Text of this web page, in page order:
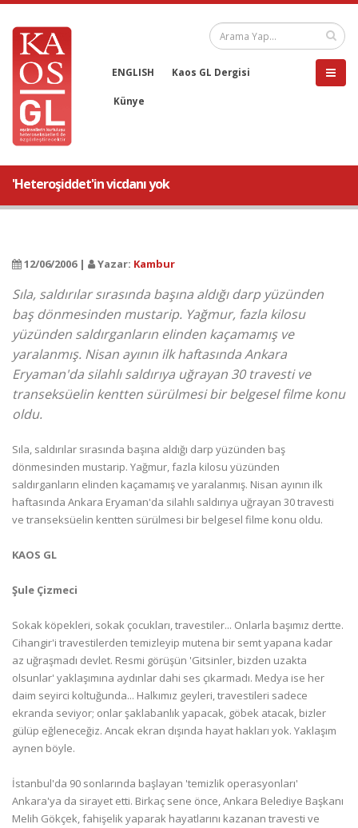
ENGLISH Kaos GL Dergisi
Künye
'Heteroşiddet'in vicdanı yok
12/06/2006 | Yazar: Kambur
Sıla, saldırılar sırasında başına aldığı darp yüzünden
baş dönmesinden mustarip. Yağmur, fazla kilosu
yüzünden saldırganların elinden kaçamamış ve
yaralanmış. Nisan ayının ilk haftasında Ankara
Eryaman'da silahlı saldırıya uğrayan 30 travesti ve
transeksüelin kentten sürülmesi bir belgesel filme konu
oldu.
Sıla, saldırılar sırasında başına aldığı darp yüzünden baş
dönmesinden mustarip. Yağmur, fazla kilosu yüzünden
saldırganların elinden kaçamamış ve yaralanmış. Nisan ayının ilk
haftasında Ankara Eryaman'da silahlı saldırıya uğrayan 30 travesti
ve transeksüelin kentten sürülmesi bir belgesel filme konu oldu.
KAOS GL
Şule Çizmeci
Sokak köpekleri, sokak çocukları, travestiler... Onlarla başımız dertte.
Cihangir'i travestilerden temizleyip mutena bir semt yapana kadar
az uğraşmadı devlet. Resmi görüşün 'Gitsinler, bizden uzakta
olsunlar' yaklaşımına aydınlar dahi ses çıkarmadı. Medya ise her
daim seyirci koltuğunda... Halkımız geyleri, travestileri sadece
ekranda seviyor; onlar şaklabanlık yapacak, göbek atacak, bizler
gülüp eğleneceğiz. Ancak ekran dışında hayat hakları yok. Yaklaşım
aynen böyle.
İstanbul'da 90 sonlarında başlayan 'temizlik operasyonları'
Ankara'ya da sirayet etti. Birkaç sene önce, Ankara Belediye Başkanı
Melih Gökçek, fahişelik yaparak hayatlarını kazanan travesti ve